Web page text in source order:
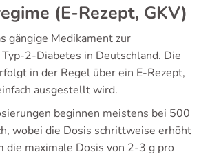
(E-Rezept, GKV)
gängige Medikament zur
2-Diabetes in Deutschland. Die
in der Regel über ein E-Rezept,
ausgestellt wird.
beginnen meistens bei 500
wobei die Dosis schrittweise erhöht
die maximale Dosis von 2-3 g pro